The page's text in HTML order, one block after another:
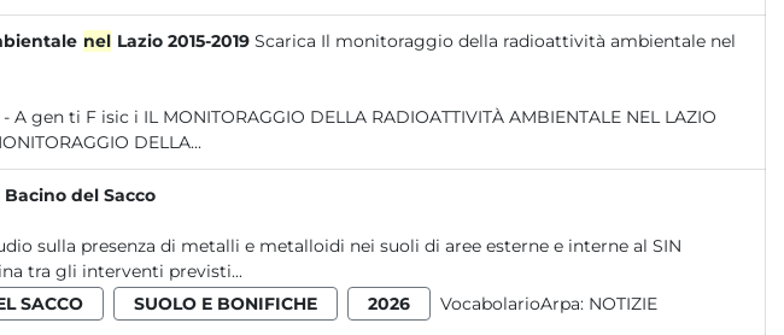
nel Lazio 2015-2019 Scarica Il monitoraggio della radioattività ambientale nel
Report / Agenti fisici_07 IL MONITORAGGIO DELLA...
del Sacco
sulla presenza di metalli e metalloidi nei suoli di aree esterne e interne al SIN
tra gli interventi previsti...
SACCO SUOLO E BONIFICHE 2026 VocabolarioArpa: NOTIZIE